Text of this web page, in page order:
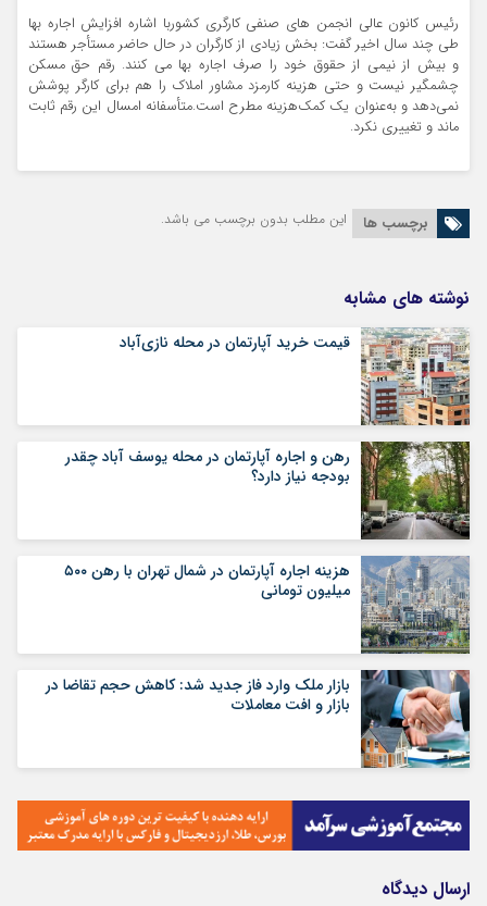
رئیس کانون عالی انجمن های صنفی کارگری کشوربا اشاره افزایش اجاره بها
طی چند سال اخیر گفت: بخش زیادی از کارگران در حال حاضر مستأجر هستند
و بیش از نیمی از حقوق خود را صرف اجاره بها می کنند. رقم حق مسکن
چشمگیر نیست و حتی هزینه کارمزد مشاور املاک را هم برای کارگر پوشش
نمی‌دهد و به‌عنوان یک کمک‌هزینه مطرح است.متأسفانه امسال این رقم ثابت
ماند و تغییری نکرد.
برچسب ها این مطلب بدون برچسب می باشد.
نوشته های مشابه
قیمت خرید آپارتمان در محله نازی‌آباد
رهن و اجاره آپارتمان در محله یوسف آباد چقدر
بودجه نیاز دارد؟
هزینه اجاره آپارتمان در شمال تهران با رهن ۵۰۰
میلیون تومانی
بازار ملک وارد فاز جدید شد: کاهش حجم تقاضا در
بازار و افت معاملات
ارسال دیدگاه